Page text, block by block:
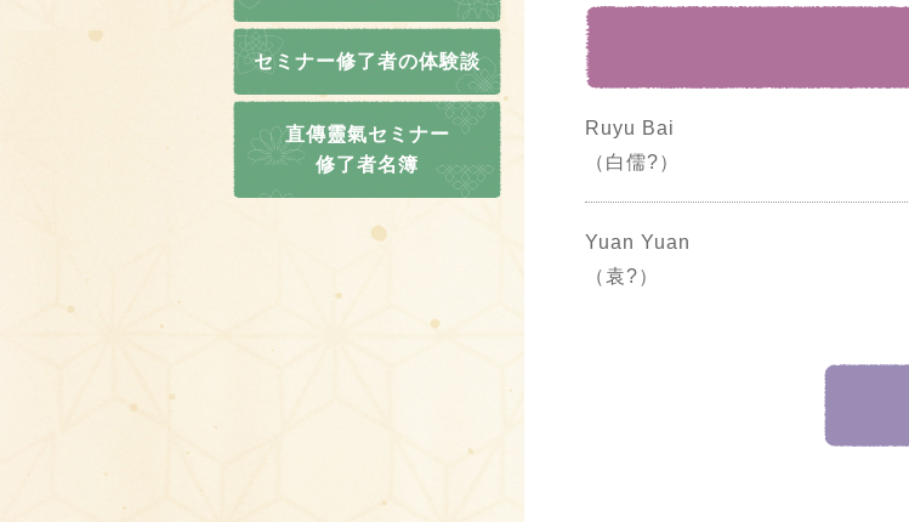
セミナー修了者の体験談
直傳靈氣セミナー
修了者名簿
Ruyu Bai
（白儒?）
Yuan Yuan
（袁?）